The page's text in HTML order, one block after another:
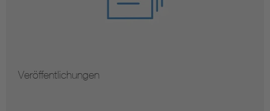
Veröffentlichungen